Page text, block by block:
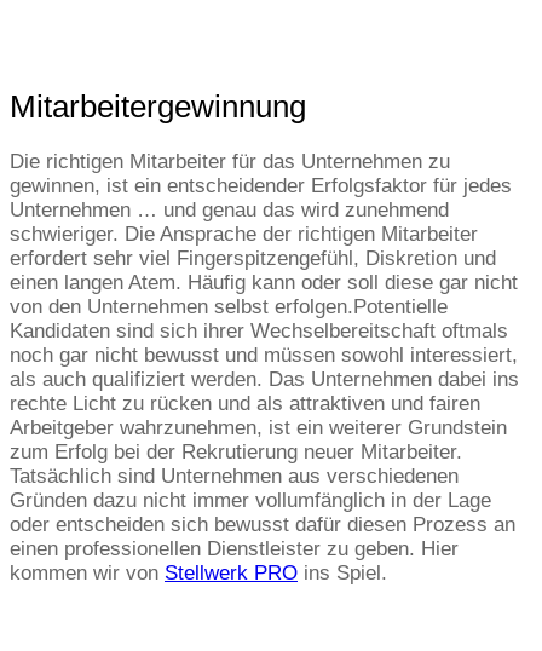
Mitarbeitergewinnung
Die richtigen Mitarbeiter für das Unternehmen zu
gewinnen, ist ein entscheidender Erfolgsfaktor für jedes
Unternehmen … und genau das wird zunehmend
schwieriger. Die Ansprache der richtigen Mitarbeiter
erfordert sehr viel Fingerspitzengefühl, Diskretion und
einen langen Atem. Häufig kann oder soll diese gar nicht
von den Unternehmen selbst erfolgen.Potentielle
Kandidaten sind sich ihrer Wechselbereitschaft oftmals
noch gar nicht bewusst und müssen sowohl interessiert,
als auch qualifiziert werden. Das Unternehmen dabei ins
rechte Licht zu rücken und als attraktiven und fairen
Arbeitgeber wahrzunehmen, ist ein weiterer Grundstein
zum Erfolg bei der Rekrutierung neuer Mitarbeiter.
Tatsächlich sind Unternehmen aus verschiedenen
Gründen dazu nicht immer vollumfänglich in der Lage
oder entscheiden sich bewusst dafür diesen Prozess an
einen professionellen Dienstleister zu geben. Hier
kommen wir von Stellwerk PRO ins Spiel.